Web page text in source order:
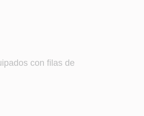
con filas de